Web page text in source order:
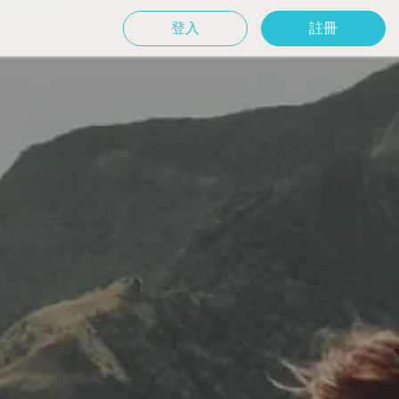
登入 註冊